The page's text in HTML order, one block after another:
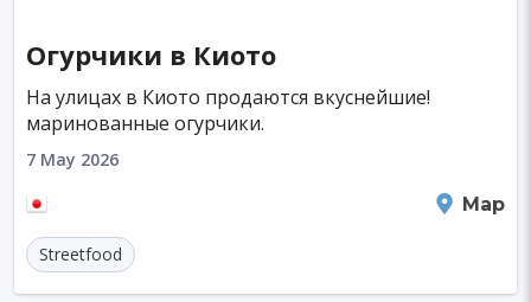
Огурчики в Киото
На улицах в Киото продаются вкуснейшие!
маринованные огурчики.
7 May 2026
Map
Streetfood